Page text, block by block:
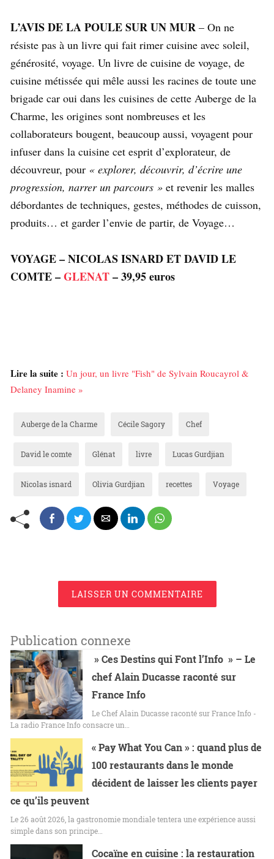
L’AVIS DE LA POULE SUR UN MUR – On ne
résiste pas à un livre qui fait rimer cuisine avec soleil,
générosité, voyage. Un livre de cuisine de voyage, de
cuisine métissée qui mêle aussi les racines de toute une
brigade car oui dans les cuisines de cette Auberge de la
Charme, les origines sont nombreuses et les
collaborateurs bougent, beaucoup aussi, voyagent pour
infuser dans la cuisine cet esprit d’explorateur, de
découvreur, pour « explorer, découvrir, d’écrire une
progression, narrer un parcours » et revenir les malles
débordantes de techniques, gestes, méthodes de cuisson,
produits… et garder l’envie de partir, de Voyage…
VOYAGE – NICOLAS ISNARD ET DAVID LE
COMTE –GLENAT– 39,95 euros
Lire la suite : Un jour, un livre "Fish" de Sylvain Roucayrol &
Delaney Inamine »
Auberge de la Charme Cécile Sagory Chef
David le comte Glénat livre Lucas Gurdjian
Nicolas isnard Olivia Gurdjian recettes Voyage
LAISSER UN COMMENTAIRE
Publication connexe
» Ces Destins qui Font l’Info » – Le
chef Alain Ducasse raconté sur
France Info
Le Chef Alain Ducasse raconté sur France Info -
La radio France Info consacre un…
« Pay What You Can » : quand plus de
100 restaurants dans le monde
décident de laisser les clients payer
ce qu’ils peuvent
Le 26 août 2026, la gastronomie mondiale tentera une expérience aussi
simple dans son principe…
Cocaïne en cuisine : la restauration